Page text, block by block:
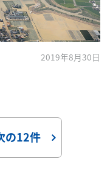
2019年8月30日
の12件